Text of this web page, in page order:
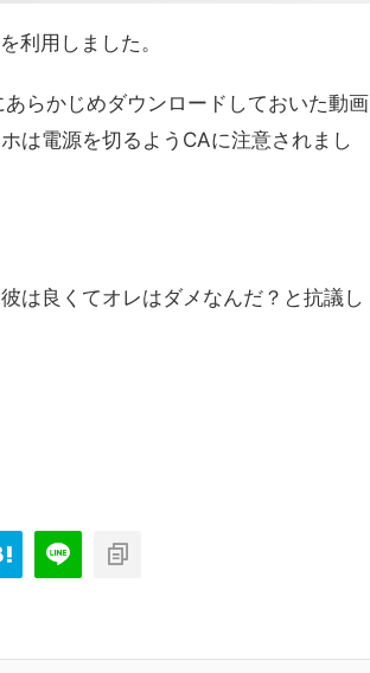
利用しました。
らかじめダウンロードしておいた動画
は電源を切るようCAに注意されまし
は良くてオレはダメなんだ？と抗議し